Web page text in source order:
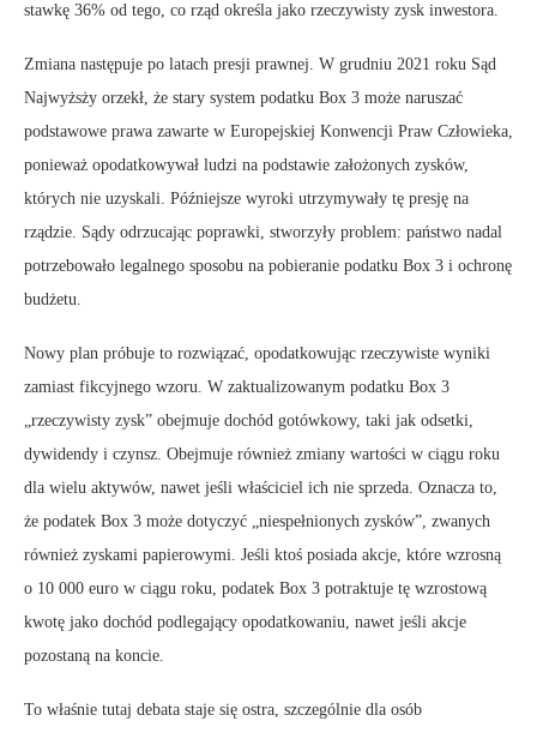
stawkę 36% od tego, co rząd określa jako rzeczywisty zysk inwestora.
Zmiana następuje po latach presji prawnej. W grudniu 2021 roku Sąd
Najwyżsży orzekł, że stary system podatku Box 3 może naruszać
podstawowe prawa zawarte w Europejskiej Konwencji Praw Człowieka,
ponieważ opodatkowywał ludzi na podstawie założonych zysków,
których nie uzyskali. Późniejsze wyroki utrzymywały tę presję na
rządzie. Sądy odrzucając poprawki, stworzyły problem: państwo nadal
potrzebowało legalnego sposobu na pobieranie podatku Box 3 i ochronę
budżetu.
Nowy plan próbuje to rozwiązać, opodatkowując rzeczywiste wyniki
zamiast fikcyjnego wzoru. W zaktualizowanym podatku Box 3
„rzeczywisty zysk” obejmuje dochód gotówkowy, taki jak odsetki,
dywidendy i czynsz. Obejmuje również zmiany wartości w ciągu roku
dla wielu aktywów, nawet jeśli właściciel ich nie sprzeda. Oznacza to,
że podatek Box 3 może dotyczyć „niespełnionych zysków”, zwanych
również zyskami papierowymi. Jeśli ktoś posiada akcje, które wzrosną
o 10 000 euro w ciągu roku, podatek Box 3 potraktuje tę wzrostową
kwotę jako dochód podlegający opodatkowaniu, nawet jeśli akcje
pozostaną na koncie.
To właśnie tutaj debata staje się ostra, szczególnie dla osób